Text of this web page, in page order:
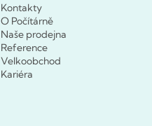
Kontakty
O Počítárně
Naše prodejna
Reference
Velkoobchod
Kariéra